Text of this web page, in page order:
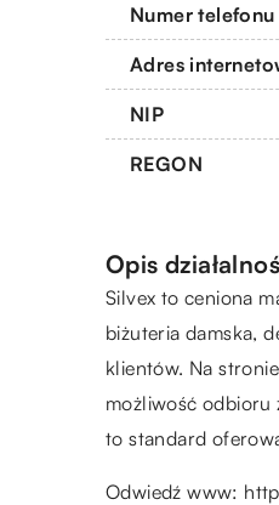
Numer telefonu
Adres
NIP
REGON
Opis
Silvex to ceniona
biżuteria damska,
klientów. Na
możliwość odbioru
to standard
Odwiedź www: